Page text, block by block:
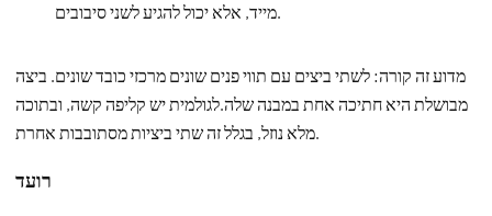
מייד, אלא יכול להגיע לשני סיבובים.
מדוע זה קורה: לשתי ביצים עם תווי פנים שונים מרכזי כובד שונים. ביצה
מבושלת היא חתיכה אחת במבנה שלה.לגולמית יש קליפה קשה, ובתוכה
מלא נוזל, בגלל זה שתי ביציות מסתובבות אחרת.
רועד